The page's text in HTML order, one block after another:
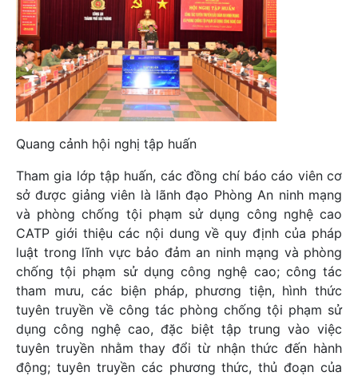
Quang cảnh hội nghị tập huấn
Tham gia lớp tập huấn, các đồng chí báo cáo viên cơ
sở được giảng viên là lãnh đạo Phòng An ninh mạng
và phòng chống tội phạm sử dụng công nghệ cao
CATP giới thiệu các nội dung về quy định của pháp
luật trong lĩnh vực bảo đảm an ninh mạng và phòng
chống tội phạm sử dụng công nghệ cao; công tác
tham mưu, các biện pháp, phương tiện, hình thức
tuyên truyền về công tác phòng chống tội phạm sử
dụng công nghệ cao, đặc biệt tập trung vào việc
tuyên truyền nhằm thay đổi từ nhận thức đến hành
động; tuyên truyền các phương thức, thủ đoạn của